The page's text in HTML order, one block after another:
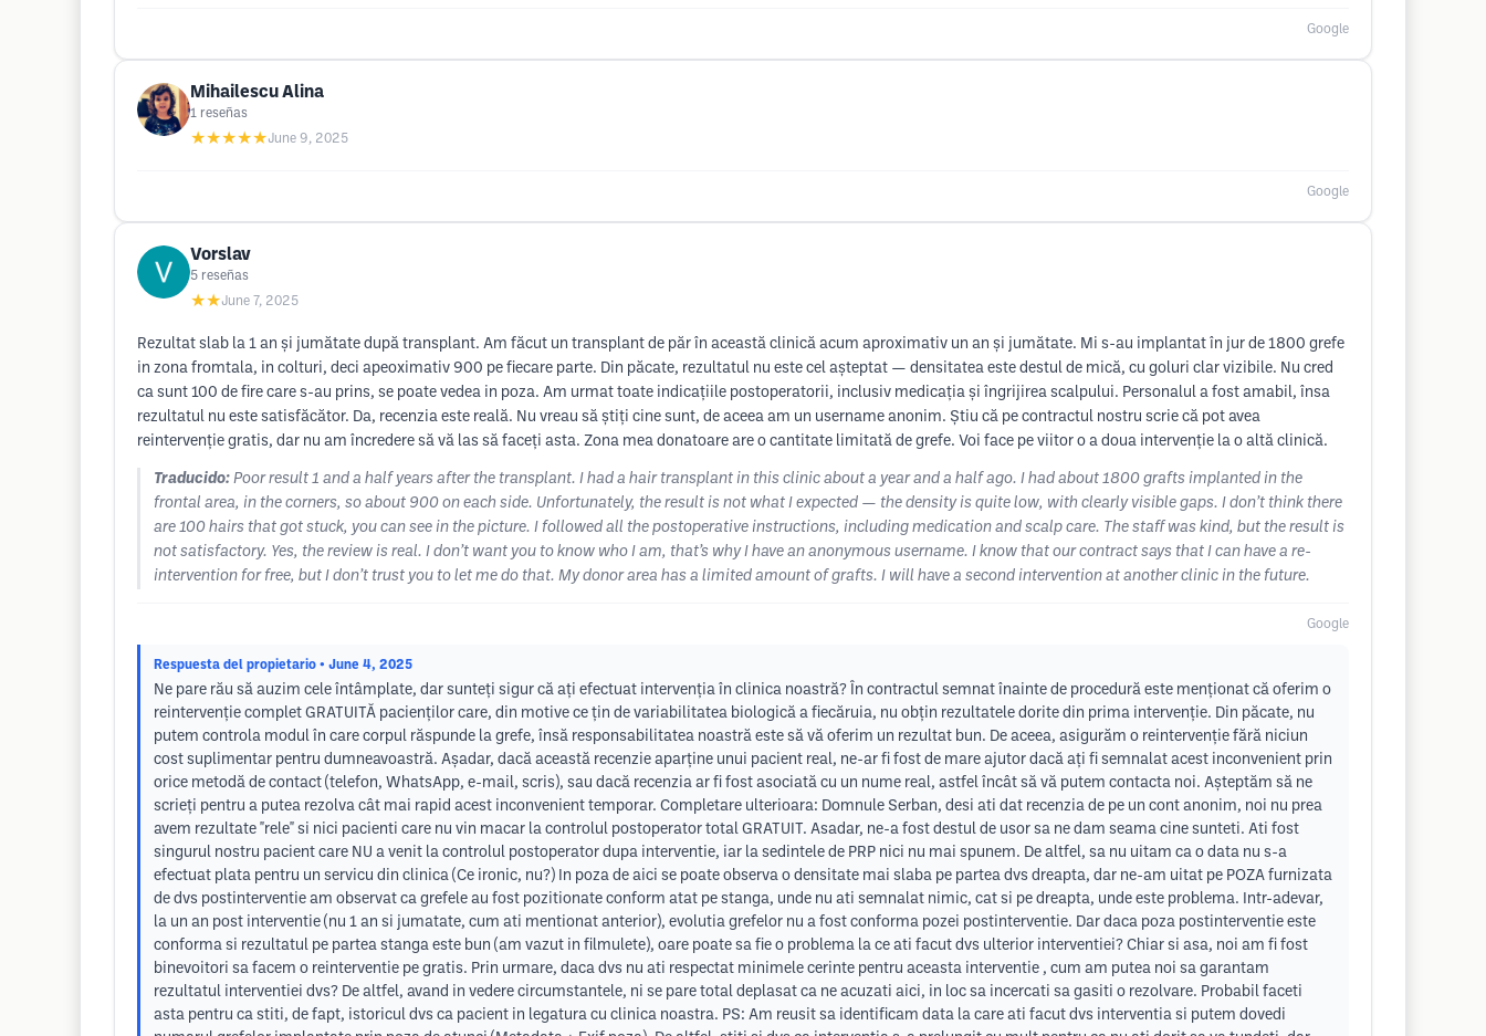
Google
Mihailescu Alina
1 reseñas
★★★★★June 9, 2025
Google
Vorslav
5 reseñas
★★June 7, 2025
Rezultat slab la 1 an și jumătate după transplant. Am făcut un transplant de păr în această clinică acum aproximativ un an și jumătate. Mi s-au implantat în jur de 1800 grefe
in zona fromtala, in colturi, deci apeoximativ 900 pe fiecare parte. Din păcate, rezultatul nu este cel așteptat — densitatea este destul de mică, cu goluri clar vizibile. Nu cred
ca sunt 100 de fire care s-au prins, se poate vedea in poza. Am urmat toate indicațiile postoperatorii, inclusiv medicația și îngrijirea scalpului. Personalul a fost amabil, însa
rezultatul nu este satisfăcător. Da, recenzia este reală. Nu vreau să știți cine sunt, de aceea am un username anonim. Știu că pe contractul nostru scrie că pot avea
reintervenție gratis, dar nu am încredere să vă las să faceți asta. Zona mea donatoare are o cantitate limitată de grefe. Voi face pe viitor o a doua intervenție la o altă clinică.
Traducido: Poor result 1 and a half years after the transplant. I had a hair transplant in this clinic about a year and a half ago. I had about 1800 grafts implanted in the
frontal area, in the corners, so about 900 on each side. Unfortunately, the result is not what I expected — the density is quite low, with clearly visible gaps. I don’t think there
are 100 hairs that got stuck, you can see in the picture. I followed all the postoperative instructions, including medication and scalp care. The staff was kind, but the result is
not satisfactory. Yes, the review is real. I don’t want you to know who I am, that’s why I have an anonymous username. I know that our contract says that I can have a re-
intervention for free, but I don’t trust you to let me do that. My donor area has a limited amount of grafts. I will have a second intervention at another clinic in the future.
Google
Respuesta del propietario • June 4, 2025
Ne pare rău să auzim cele întâmplate, dar sunteți sigur că ați efectuat intervenția în clinica noastră? În contractul semnat înainte de procedură este menționat că oferim o
reintervenție complet GRATUITĂ pacienților care, din motive ce țin de variabilitatea biologică a fiecăruia, nu obțin rezultatele dorite din prima intervenție. Din păcate, nu
putem controla modul în care corpul răspunde la grefe, însă responsabilitatea noastră este să vă oferim un rezultat bun. De aceea, asigurăm o reintervenție fără niciun
cost suplimentar pentru dumneavoastră. Așadar, dacă această recenzie aparține unui pacient real, ne-ar fi fost de mare ajutor dacă ați fi semnalat acest inconvenient prin
orice metodă de contact (telefon, WhatsApp, e-mail, scris), sau dacă recenzia ar fi fost asociată cu un nume real, astfel încât să vă putem contacta noi. Așteptăm să ne
scrieți pentru a putea rezolva cât mai rapid acest inconvenient temporar. Completare ulterioara: Domnule Serban, desi ati dat recenzia de pe un cont anonim, noi nu prea
avem rezultate "rele" si nici pacienti care nu vin macar la controlul postoperator total GRATUIT. Asadar, ne-a fost destul de usor sa ne dam seama cine sunteti. Ati fost
singurul nostru pacient care NU a venit la controlul postoperator dupa interventie, iar la sedintele de PRP nici nu mai spunem. De altfel, sa nu uitam ca o data nu s-a
efectuat plata pentru un servicu din clinica (Ce ironic, nu?) In poza de aici se poate observa o densitate mai slaba pe partea dvs dreapta, dar ne-am uitat pe POZA furnizata
de dvs postinterventie am observat ca grefele au fost pozitionate conform atat pe stanga, unde nu ati semnalat nimic, cat si pe dreapta, unde este problema. Intr-adevar,
la un an post interventie (nu 1 an si jumatate, cum ati mentionat anterior), evolutia grefelor nu a fost conforma pozei postinterventie. Dar daca poza postinterventie este
conforma si rezultatul pe partea stanga este bun (am vazut in filmulete), oare poate sa fie o problema la ce ati facut dvs ulterior interventiei? Chiar si asa, noi am fi fost
binevoitori sa facem o reinterventie pe gratis. Prin urmare, daca dvs nu ati respectat minimele cerinte pentru aceasta interventie , cum am putea noi sa garantam
rezultatul interventiei dvs? De altfel, avand in vedere circumstantele, ni se pare total deplasat ca ne acuzati aici, in loc sa incercati sa gasiti o rezolvare. Probabil faceti
asta pentru ca stiti, de fapt, istoricul dvs ca pacient in legatura cu clinica noastra. PS: Am reusit sa identificam data la care ati facut dvs interventia si putem dovedi